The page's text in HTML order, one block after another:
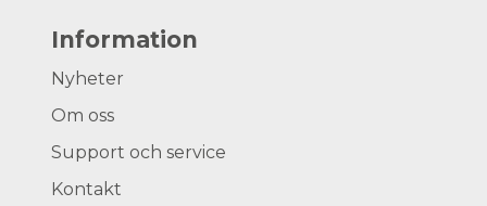
Information
Nyheter
Om oss
Support och service
Kontakt